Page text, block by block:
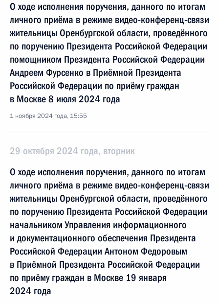
О ходе исполнения поручения, данного по итогам
личного приёма в режиме видео-конференц-связи
жительницы Оренбургской области, проведённого
по поручению Президента Российской Федерации
помощником Президента Российской Федерации
Андреем Фурсенко в Приёмной Президента
Российской Федерации по приёму граждан
в Москве 8 июля 2024 года
1 ноября 2024 года, 15:55
29 октября 2024 года, вторник
О ходе исполнения поручения, данного по итогам
личного приёма в режиме видео-конференц-связи
жительницы Оренбургской области, проведённого
по поручению Президента Российской Федерации
начальником Управления информационного
и документационного обеспечения Президента
Российской Федерации Антоном Федоровым
в Приёмной Президента Российской Федерации
по приёму граждан в Москве 19 января
2024 года